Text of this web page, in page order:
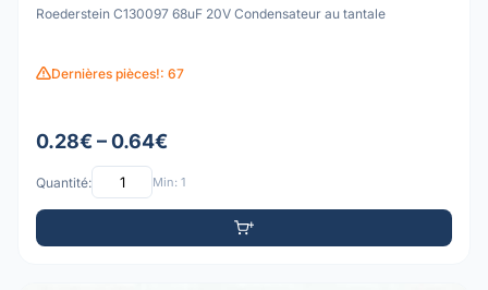
Roederstein C130097 68uF 20V Condensateur au tantale
Dernières pièces!: 67
0.28€ – 0.64€
Quantité: Min: 1